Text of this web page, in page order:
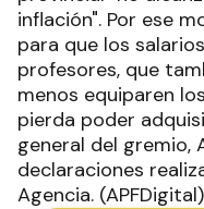
inflación". Por ese
para que los
profesores, que
menos equiparen
pierda poder
general del gremio,
declaraciones
Agencia. (APFDigital)